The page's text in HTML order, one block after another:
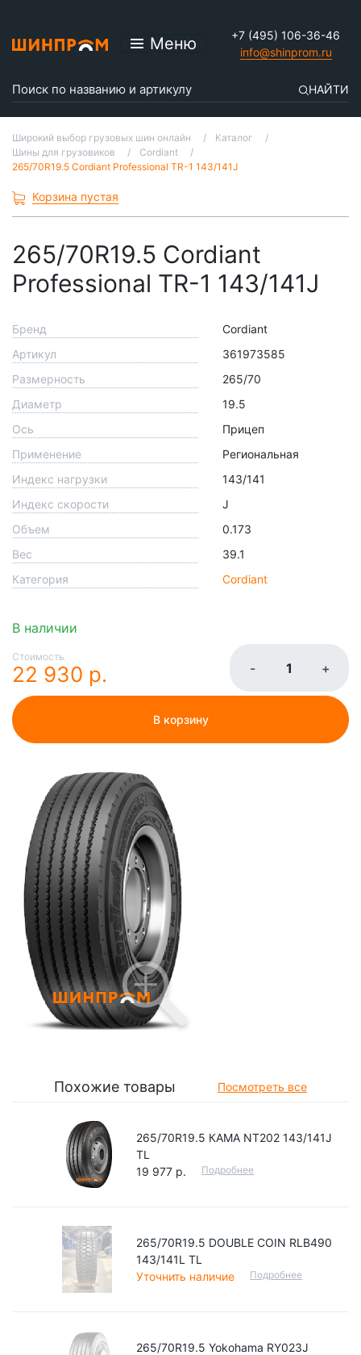
Меню
+7 (495) 106-36-46
info@shinprom.ru
НАЙТИ
Широкий выбор грузовых шин онлайн
Каталог
Шины для грузовиков
Cordiant
265/70R19.5 Cordiant Professional TR-1 143/141J
Корзина пустая
265/70R19.5 Cordiant
Professional TR-1 143/141J
Бренд
Cordiant
Артикул
361973585
Размерность
265/70
Диаметр
19.5
Ось
Прицеп
Применение
Региональная
Индекс нагрузки
143/141
Индекс скорости
J
Объем
0.173
Вес
39.1
Категория
Cordiant
В наличии
Стоимость
22 930 р. - +
В корзину
Похожие товары Посмотреть все
265/70R19.5 КАМА NT202 143/141J
TL
19 977 р.
Подробнее
265/70R19.5 DOUBLE COIN RLB490
143/141L TL
Уточнить наличие
Подробнее
265/70R19.5 Yokohama RY023J